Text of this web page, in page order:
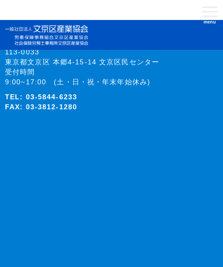
menu
113-0033
東京都文京区 本郷4-15-14 文京区民センター
受付時間
9:00~17:00 (土・日・祝・年末年始休み)
TEL: 03-5844-6233
FAX: 03-3812-1280